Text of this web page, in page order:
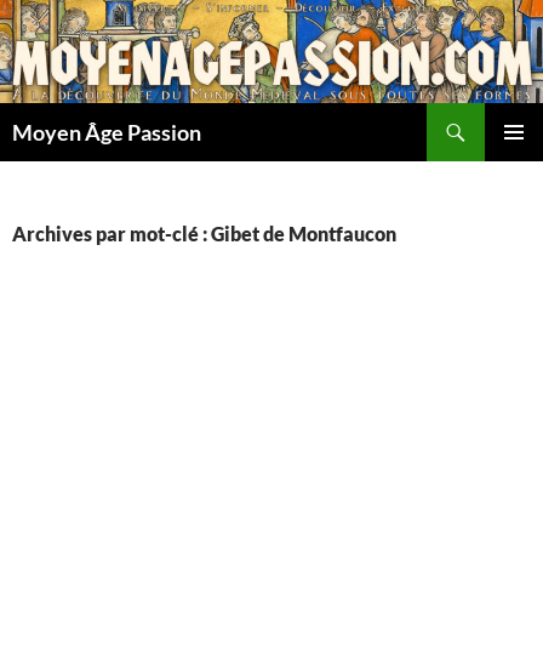
Aller
au
contenu
Moyen Âge Passion
Archives par mot-clé : Gibet de Montfaucon